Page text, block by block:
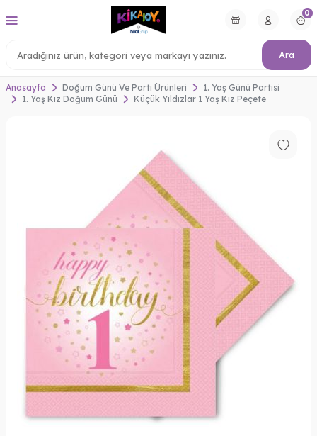
Ara
0
Anasayfa Doğum Günü Ve Parti Ürünleri
1. Yaş Günü Partisi
1. Yaş Kız Doğum Günü
Küçük Yıldızlar 1 Yaş Kız Peçete